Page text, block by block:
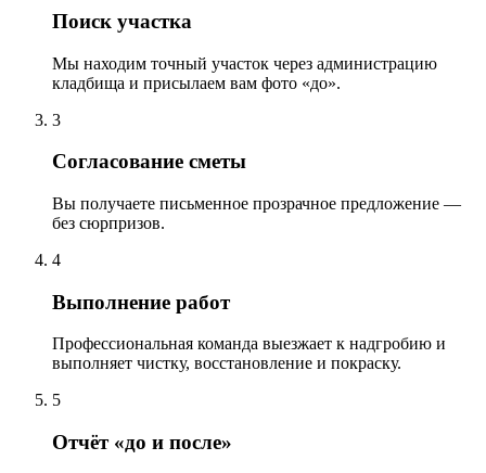
Поиск участка
Мы находим точный участок через администрацию
кладбища и присылаем вам фото «до».
3
Согласование сметы
Вы получаете письменное прозрачное предложение —
без сюрпризов.
4
Выполнение работ
Профессиональная команда выезжает к надгробию и
выполняет чистку, восстановление и покраску.
5
Отчёт «до и после»